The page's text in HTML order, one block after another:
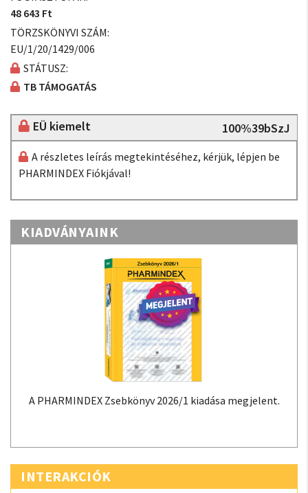
48 643 Ft
TÖRZSKÖNYVI SZÁM:
EU/1/20/1429/006
STÁTUSZ:
TB TÁMOGATÁS
EÜ kiemelt 100%39bSzJ
A részletes leírás megtekintéséhez, kérjük, lépjen be
PHARMINDEX Fiókjával!
KIADVÁNYAINK
A PHARMINDEX Zsebkönyv 2026/1 kiadása megjelent.
INTERAKCIÓK